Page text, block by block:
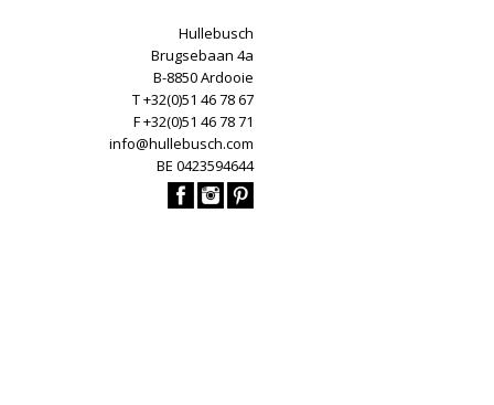
Hullebusch
Brugsebaan 4a
B-8850 Ardooie
T +32(0)51 46 78 67
F +32(0)51 46 78 71
info@hullebusch.com
BE 0423594644